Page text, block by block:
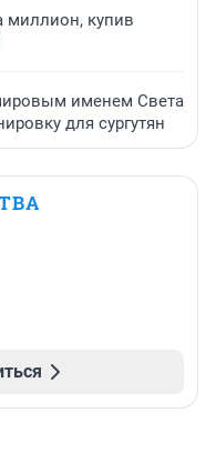
миллион, купив
именем Света
для сургутян